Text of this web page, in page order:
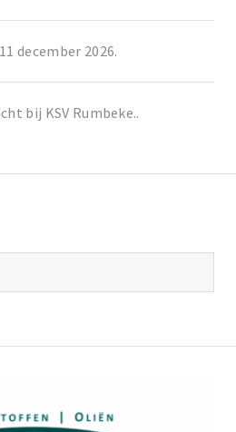
december 2026.
bij KSV Rumbeke..